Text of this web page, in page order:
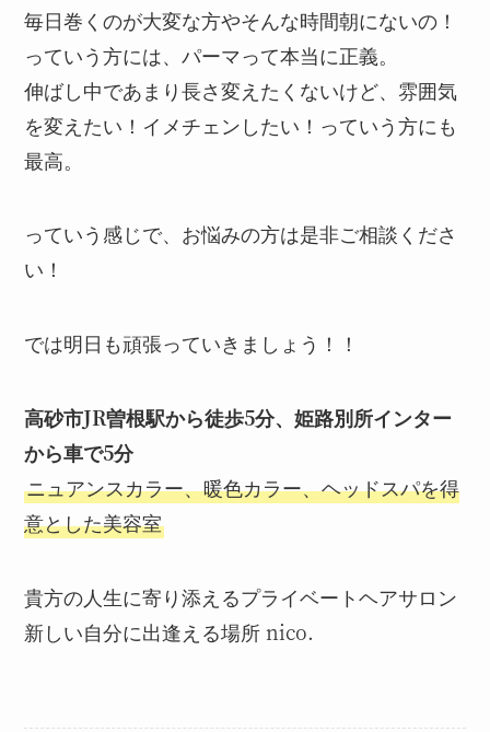
毎日巻くのが大変な方やそんな時間朝にないの！
っていう方には、パーマって本当に正義。
伸ばし中であまり長さ変えたくないけど、雰囲気
を変えたい！イメチェンしたい！っていう方にも
最高。
っていう感じで、お悩みの方は是非ご相談くださ
い！
では明日も頑張っていきましょう！！
高砂市JR曽根駅から徒歩5分、姫路別所インター
から車で5分
ニュアンスカラー、暖色カラー、ヘッドスパを得
意とした美容室
貴方の人生に寄り添えるプライベートヘアサロン
新しい自分に出逢える場所 nico.